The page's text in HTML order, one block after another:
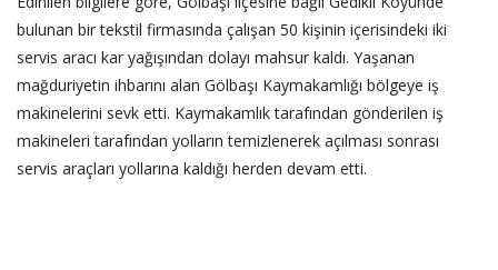
bulunan bir tekstil firmasında çalışan 50 kişinin içerisindeki iki
servis aracı kar yağışından dolayı mahsur kaldı. Yaşanan
mağduriyetin ihbarını alan Gölbaşı Kaymakamlığı bölgeye iş
makinelerini sevk etti. Kaymakamlık tarafından gönderilen iş
makineleri tarafından yolların temizlenerek açılması sonrası
servis araçları yollarına kaldığı herden devam etti.